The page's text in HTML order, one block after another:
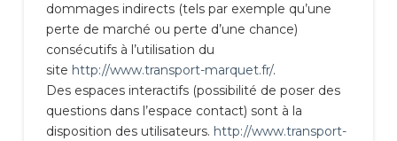
dommages indirects (tels par exemple qu’une
perte de marché ou perte d’une chance)
consécutifs à l’utilisation du
site http://www.transport-marquet.fr/.
Des espaces interactifs (possibilité de poser des
questions dans l’espace contact) sont à la
disposition des utilisateurs. http://www.transport-